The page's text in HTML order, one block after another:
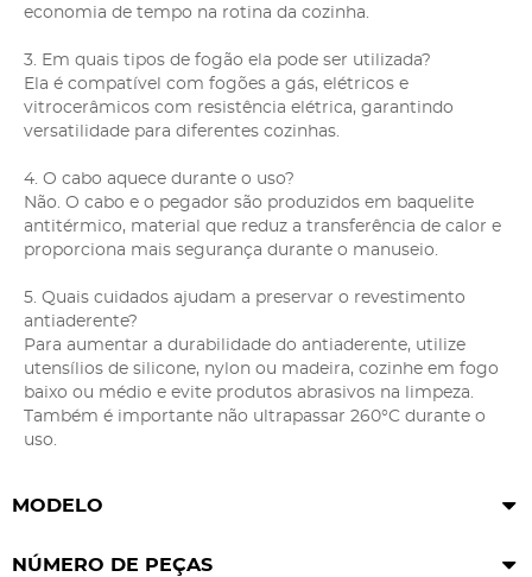
economia de tempo na rotina da cozinha.
3. Em quais tipos de fogão ela pode ser utilizada?
Ela é compatível com fogões a gás, elétricos e
vitrocerâmicos com resistência elétrica, garantindo
versatilidade para diferentes cozinhas.
4. O cabo aquece durante o uso?
Não. O cabo e o pegador são produzidos em baquelite
antitérmico, material que reduz a transferência de calor e
proporciona mais segurança durante o manuseio.
5. Quais cuidados ajudam a preservar o revestimento
antiaderente?
Para aumentar a durabilidade do antiaderente, utilize
utensílios de silicone, nylon ou madeira, cozinhe em fogo
baixo ou médio e evite produtos abrasivos na limpeza.
Também é importante não ultrapassar 260°C durante o
uso.
MODELO
NÚMERO DE PEÇAS